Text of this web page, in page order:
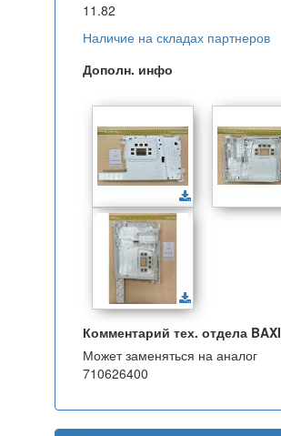
11.82
Наличие на складах партнеров
Дополн. инфо
Комментарий тех. отдела BAXI
Может заменяться на аналог
710626400